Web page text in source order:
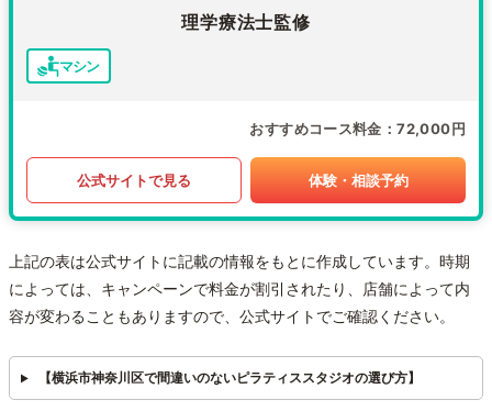
理学療法士監修
マシン
おすすめコース料金 72,000円
公式サイトで見る 体験・相談予約
上記の表は公式サイトに記載の情報をもとに作成しています。時期
によっては、キャンペーンで料金が割引されたり、店舗によって内
容が変わることもありますので、公式サイトでご確認ください。
【横浜市神奈川区で間違いのないピラティススタジオの選び方】